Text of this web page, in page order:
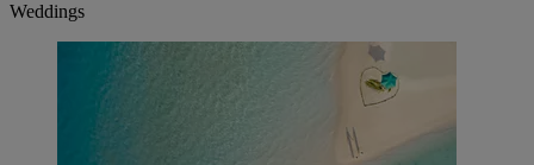
Weddings